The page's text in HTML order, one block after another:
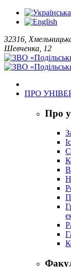
32316,
Шевченка, 12
ПРО
Про